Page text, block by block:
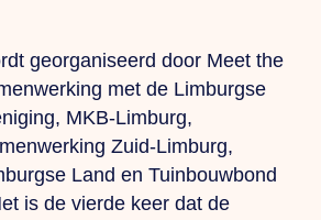
georganiseerd door Meet the
met de Limburgse
MKB-Limburg,
Zuid-Limburg,
Land en Tuinbouwbond
is de vierde keer dat de